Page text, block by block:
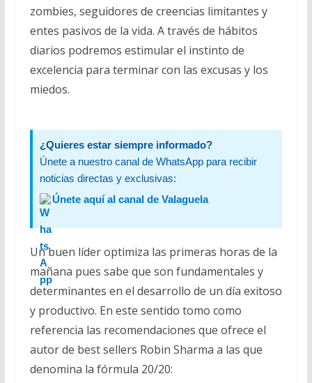
zombies, seguidores de creencias limitantes y
entes pasivos de la vida. A través de hábitos
diarios podremos estimular el instinto de
excelencia para terminar con las excusas y los
miedos.
¿Quieres estar siempre informado?
Únete a nuestro canal de WhatsApp para recibir
noticias directas y exclusivas:
Únete aquí al canal de Valaguela
Un buen líder optimiza las primeras horas de la
mañana pues sabe que son fundamentales y
determinantes en el desarrollo de un día exitoso
y productivo. En este sentido tomo como
referencia las recomendaciones que ofrece el
autor de best sellers Robin Sharma a las que
denomina la fórmula 20/20: